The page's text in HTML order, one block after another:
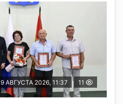
9 АВГУСТА 2026, 11:37 11